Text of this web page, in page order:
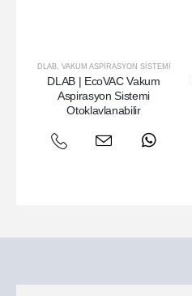
DLAB, VAKUM ASPIRASYON SISTEMI
DLAB | EcoVAC Vakum
Aspirasyon Sistemi
Otoklavlanabilir